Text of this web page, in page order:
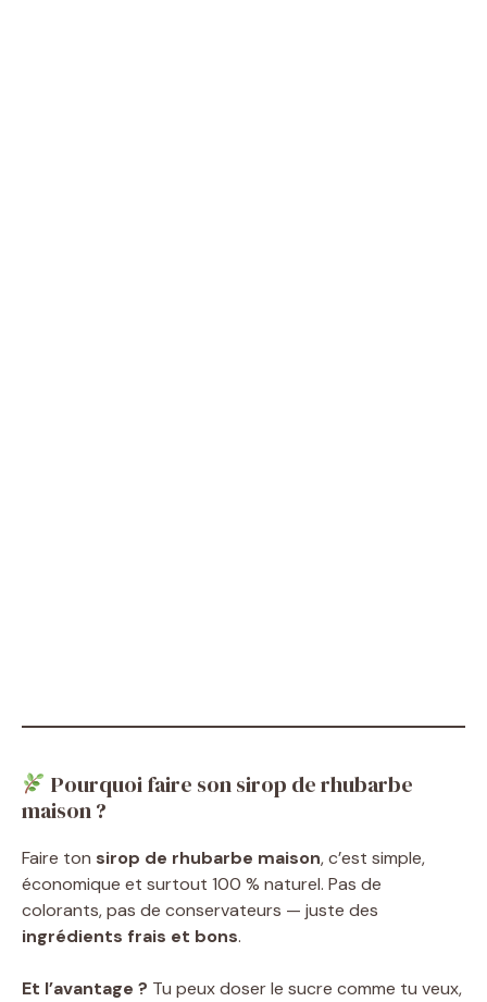
Pourquoi faire son sirop de rhubarbe
maison ?
Faire ton sirop de rhubarbe maison, c’est simple,
économique et surtout 100 % naturel. Pas de
colorants, pas de conservateurs — juste des
ingrédients frais et bons.
Et l’avantage ? Tu peux doser le sucre comme tu veux,